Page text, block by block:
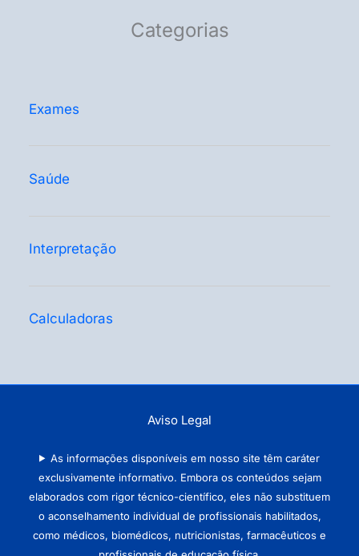
Categorias
Exames
Saúde
Interpretação
Calculadoras
Aviso Legal
As informações disponíveis em nosso site têm caráter
exclusivamente informativo. Embora os conteúdos sejam
elaborados com rigor técnico-científico, eles não substituem
o aconselhamento individual de profissionais habilitados,
como médicos, biomédicos, nutricionistas, farmacêuticos e